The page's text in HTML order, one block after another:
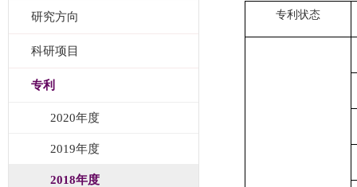
研究方向
科研项目
专利
2020年度
2019年度
2018年度
专利状态